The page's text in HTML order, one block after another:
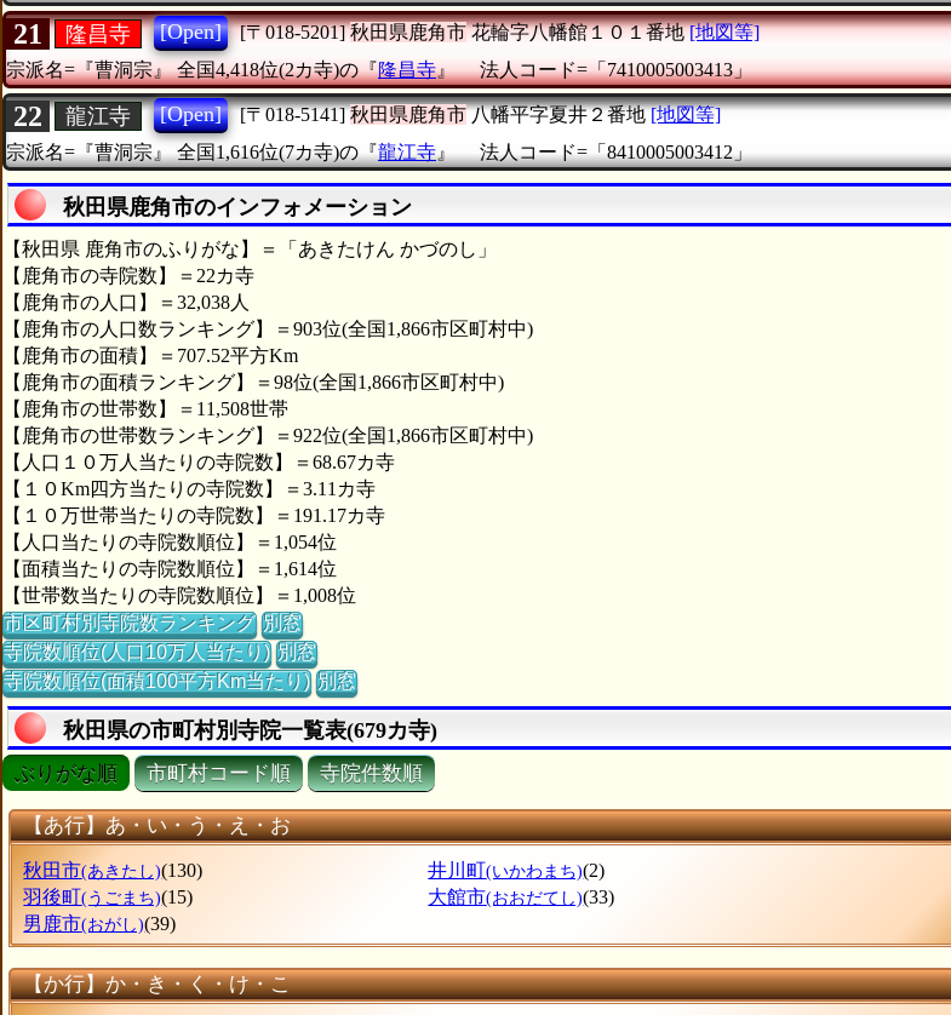
21 隆昌寺 [Open] [〒018-5201] 秋田県鹿角市花輪字八幡館１０１番地 [地図等]
宗派名=『曹洞宗』 全国4,418位(2カ寺)の『隆昌寺』 法人コード=「7410005003413」
22 龍江寺 [Open] [〒018-5141] 秋田県鹿角市八幡平字夏井２番地 [地図等]
宗派名=『曹洞宗』
全国1,616位(7カ寺)の『龍江寺 』 法人コード=「8410005003412」
秋田県鹿角市のインフォメーション
【秋田県 鹿角市のふりがな】＝「あきたけん かづのし」
【鹿角市の寺院数】＝22カ寺
【鹿角市の人口】＝32,038人
【鹿角市の人口数ランキング】＝903位(全国1,866市区町村中)
【鹿角市の面積】＝707.52平方Km
【鹿角市の面積ランキング】＝98位(全国1,866市区町村中)
【鹿角市の世帯数】＝11,508世帯
【鹿角市の世帯数ランキング】＝922位(全国1,866市区町村中)
【人口１０万人当たりの寺院数】＝68.67カ寺
【１０Km四方当たりの寺院数】＝3.11カ寺
【１０万世帯当たりの寺院数】＝191.17カ寺
【人口当たりの寺院数順位】＝1,054位
【面積当たりの寺院数順位】＝1,614位
【世帯数当たりの寺院数順位】＝1,008位
市区町村別寺院数ランキング 別窓
寺院数順位(人口10万人当たり) 別窓
寺院数順位(面積100平方Km当たり) 別窓
秋田県の市町村別寺院一覧表(679カ寺)
ぶりがな順 市町村コード順 寺院件数順
【あ行】あ・い・う・え・お
秋田市(あきたし)(130) 井川町(いかわまち)(2)
羽後町(うごまち)(15) 大館市(おおだてし)(33)
男鹿市(おがし)(39)
【か行】か・き・く・け・こ